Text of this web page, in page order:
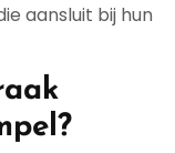
aansluit bij hun